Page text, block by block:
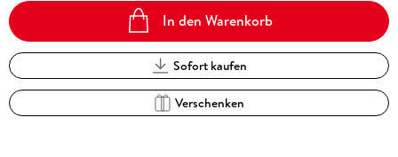
In den Warenkorb
Sofort kaufen
Verschenken